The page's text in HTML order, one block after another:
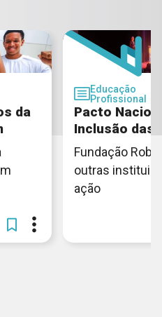
da
Educação
Profissional
Pacto
Inclusão das
Fundação
outras
ação